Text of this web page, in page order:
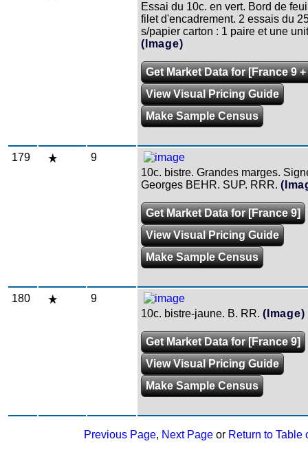
Essai du 10c. en vert. Bord de
filet d'encadrement. 2 essais du
s/papier carton : 1 paire et une
(Image)
Get Market Data for [France 9 +
View Visual Pricing Guide
Make Sample Census
179
9
10c. bistre. Grandes marges.
Georges BEHR. SUP. RRR.
Get Market Data for [France 9]
View Visual Pricing Guide
Make Sample Census
180
9
10c. bistre-jaune. B. RR. (Image)
Get Market Data for [France 9]
View Visual Pricing Guide
Make Sample Census
Previous Page, Next Page or Return to Table